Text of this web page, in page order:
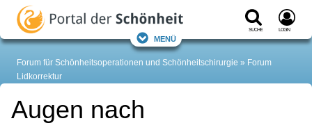
Suche Login
Menü
Forum für Schönheitsoperationen und Schönheitschirurgie
Forum
Lidkorrektur
Augen nach